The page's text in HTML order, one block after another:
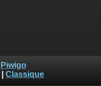
Piwigo
Classique